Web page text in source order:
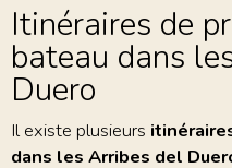
Itinéraires de
bateau dans
Duero
Il existe plusieurs
dans les Arribes del